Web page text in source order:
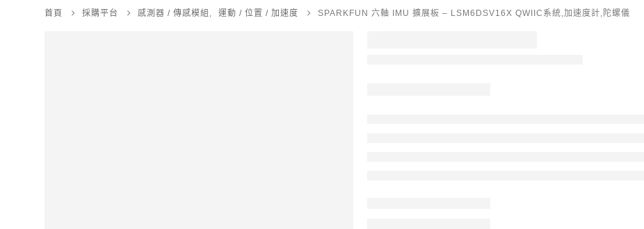
首頁 採購平台 感測器 / 傳感模組 , 運動 / 位置 / 加速度 SPARKFUN 六軸 IMU 擴展板 – LSM6DSV16X QWIIC系統,加速度計,陀螺儀